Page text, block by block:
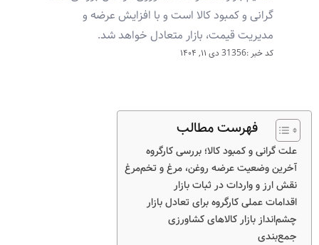
گرانی و کمبود کالا است و با افزایش عرضه و
مدیریت قیمت، بازار متعادل خواهد شد.
کد خبر :31356 دی ۱۱, ۱۴۰۴
فهرست مطالب
علت گرانی و کمبود کالا؛ بررسی کارگروه
آخرین وضعیت عرضه روغن، مرغ و تخم‌مرغ
نقش ارز و واردات در ثبات بازار
اقدامات عملی کارگروه برای تعادل بازار
چشم‌انداز بازار کالاهای کشاورزی
جمع‌بندی